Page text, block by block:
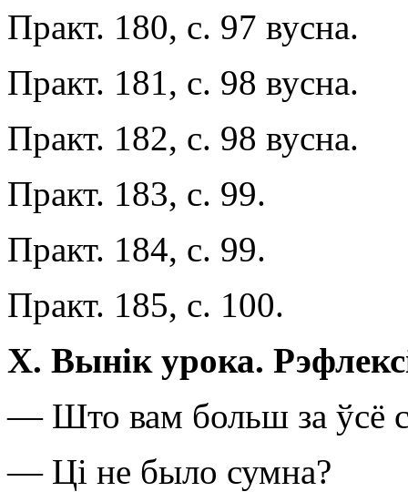
Практ. 180, с. 97 вусна.
Практ. 181, с. 98 вусна.
Практ. 182, с. 98 вусна.
Практ. 183, с. 99.
Практ. 184, с. 99.
Практ. 185, с. 100.
X. Вынік урока.
— Што вам больш за ўсё
— Ці не было сумна?